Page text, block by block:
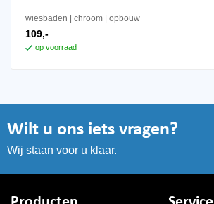
wiesbaden chroom opbouw
109,-
op voorraad
Wilt u ons iets vragen?
Wij staan voor u klaar.